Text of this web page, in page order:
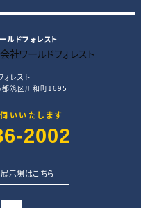
ルドフォレスト
ォレスト
筑区川和町1695
いいたします
2002
展示場はこちら